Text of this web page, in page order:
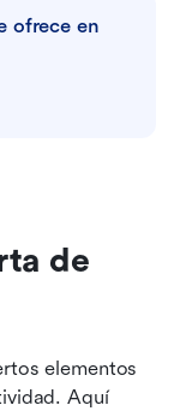
ofrece en
de
elementos
Aquí